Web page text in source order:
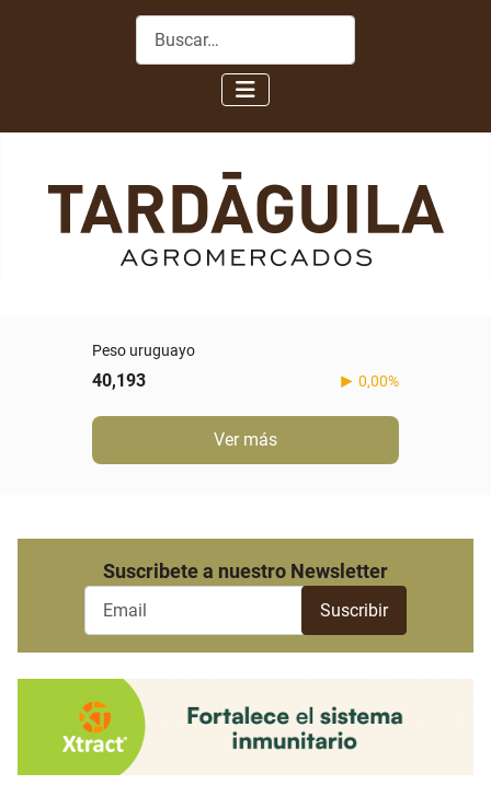
Buscar
Peso uruguayo
40,193 0,00%
Ver más
Suscribete a nuestro Newsletter